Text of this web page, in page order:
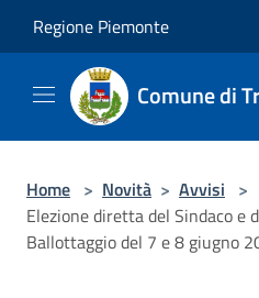
Regione Piemonte
Comune di
Home > Novità > Avvisi >
Elezione diretta del Sindaco e
Ballottaggio del 7 e 8 giugno